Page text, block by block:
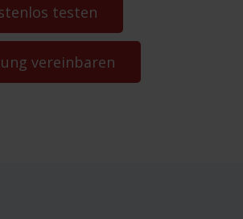
testen
vereinbaren